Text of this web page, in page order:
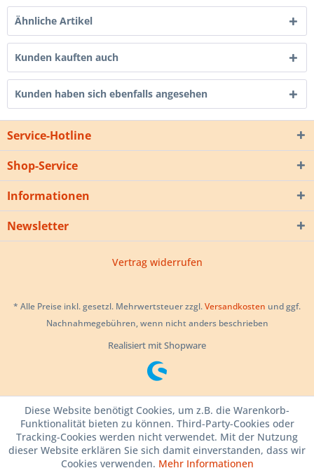
Ähnliche Artikel
Kunden kauften auch
Kunden haben sich ebenfalls angesehen
Service-Hotline
Shop-Service
Informationen
Newsletter
Vertrag widerrufen
* Alle Preise inkl. gesetzl. Mehrwertsteuer zzgl.Versandkosten und ggf.
Nachnahmegebühren, wenn nicht anders beschrieben
Realisiert mit Shopware
Diese Website benötigt Cookies, um z.B. die Warenkorb-
Funktionalität bieten zu können. Third-Party-Cookies oder
Tracking-Cookies werden nicht verwendet. Mit der Nutzung
dieser Website erklären Sie sich damit einverstanden, dass wir
Cookies verwenden. Mehr Informationen